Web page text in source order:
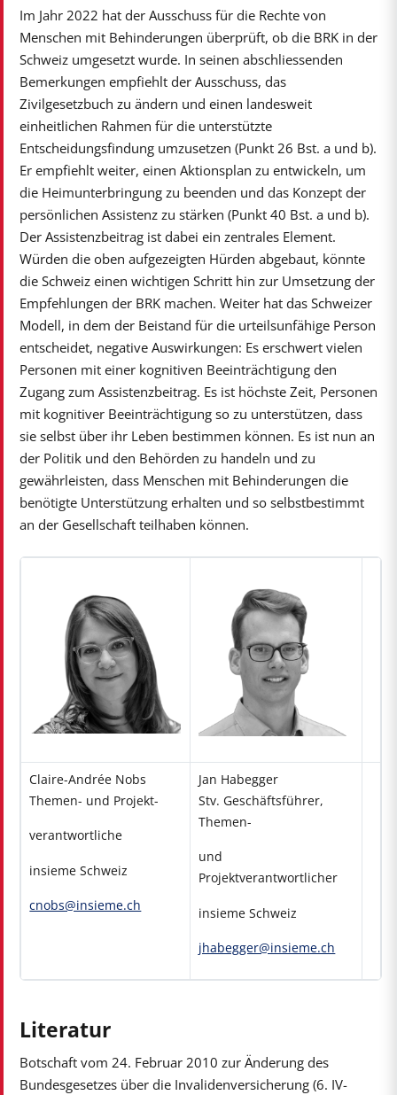
Im Jahr 2022 hat der Ausschuss für die Rechte von
Menschen mit Behinderungen überprüft, ob die BRK in der
Schweiz umgesetzt wurde. In seinen abschliessenden
Bemerkungen empfiehlt der Ausschuss, das
Zivilgesetzbuch zu ändern und einen landesweit
einheitlichen Rahmen für die unterstützte
Entscheidungsfindung umzusetzen (Punkt 26 Bst. a und b).
Er empfiehlt weiter, einen Aktionsplan zu entwickeln, um
die Heimunterbringung zu beenden und das Konzept der
persönlichen Assistenz zu stärken (Punkt 40 Bst. a und b).
Der Assistenzbeitrag ist dabei ein zentrales Element.
Würden die oben aufgezeigten Hürden abgebaut, könnte
die Schweiz einen wichtigen Schritt hin zur Umsetzung der
Empfehlungen der BRK machen. Weiter hat das Schweizer
Modell, in dem der Beistand für die urteilsunfähige Person
entscheidet, negative Auswirkungen: Es erschwert vielen
Personen mit einer kognitiven Beeinträchtigung den
Zugang zum Assistenzbeitrag. Es ist höchste Zeit, Personen
mit kognitiver Beeinträchtigung so zu unterstützen, dass
sie selbst über ihr Leben bestimmen können. Es ist nun an
der Politik und den Behörden zu handeln und zu
gewährleisten, dass Menschen mit Behinderungen die
benötigte Unterstützung erhalten und so selbstbestimmt
an der Gesellschaft teilhaben können.
Claire-Andrée Nobs
Themen- und Projekt-
verantwortliche
insieme Schweiz
cnobs@insieme.ch
Jan Habegger
Stv. Geschäftsführer,
Themen-
und
Projektverantwortlicher
insieme Schweiz
jhabegger@insieme.ch
Literatur
Botschaft vom 24. Februar 2010 zur Änderung des
Bundesgesetzes über die Invalidenversicherung (6. IV-